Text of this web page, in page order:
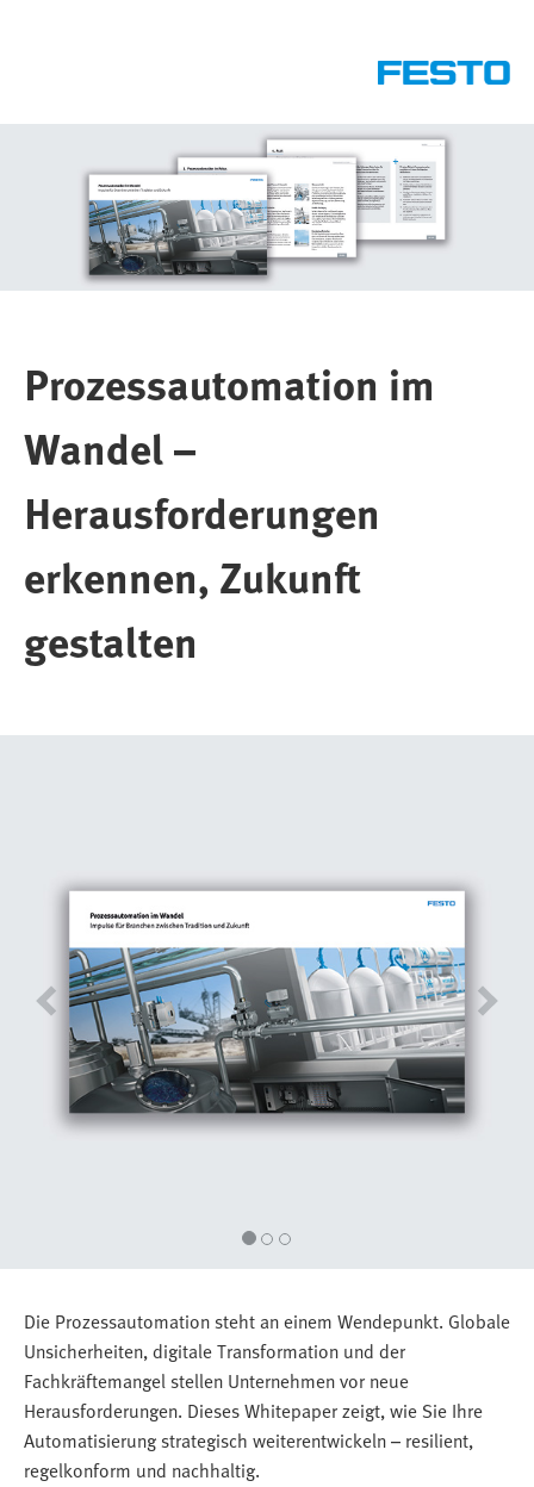
Prozessautomation im
Wandel –
Herausforderungen
erkennen, Zukunft
gestalten
Die Prozessautomation steht an einem Wendepunkt. Globale
Unsicherheiten, digitale Transformation und der
Fachkräftemangel stellen Unternehmen vor neue
Herausforderungen. Dieses Whitepaper zeigt, wie Sie Ihre
Automatisierung strategisch weiterentwickeln – resilient,
regelkonform und nachhaltig.